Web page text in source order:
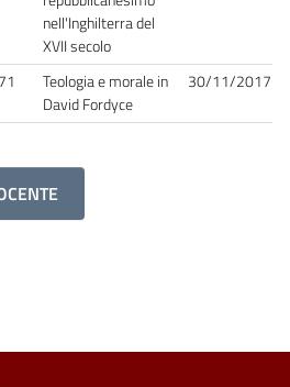
nell'Inghilterra del
XVII secolo
Teologia e morale in
David Fordyce
30/11/2017